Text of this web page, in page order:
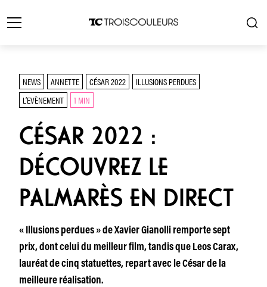
NEWS ANNETTE CÉSAR 2022
ILLUSIONS PERDUES
L’EVÈNEMENT
1 MIN
CÉSAR 2022 :
DÉCOUVREZ LE
PALMARÈS EN DIRECT
« Illusions perdues » de Xavier Gianolli remporte sept
prix, dont celui du meilleur film, tandis que Leos Carax,
lauréat de cinq statuettes, repart avec le César de la
meilleure réalisation.